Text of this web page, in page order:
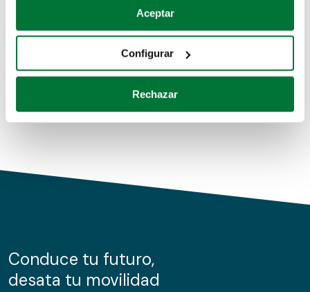
Si lo permite, también quisiéramos:
Recopilar información sobre su ubicación geográfica
Identificar su dispositivo analizándolo activamente
para buscar características específicas (huellas
Obtenga más información sobre cómo se procesan sus
de cookies.
información sobre el uso que haga del sitio web con
nuestros partners de redes sociales, publicidad y análisis
Aceptar
Configurar
Rechazar
Coches de km0
Conduce tu futuro,
desata tu movilidad